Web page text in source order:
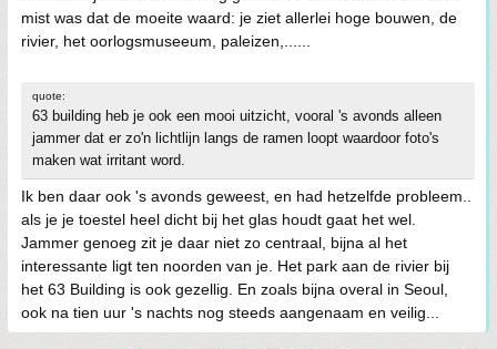
mist was dat de moeite waard: je ziet allerlei hoge bouwen, de
rivier, het oorlogsmuseeum, paleizen,......
quote:
63 building heb je ook een mooi uitzicht, vooral 's avonds alleen
jammer dat er zo'n lichtlijn langs de ramen loopt waardoor foto's
maken wat irritant word.
Ik ben daar ook 's avonds geweest, en had hetzelfde probleem..
als je je toestel heel dicht bij het glas houdt gaat het wel.
Jammer genoeg zit je daar niet zo centraal, bijna al het
interessante ligt ten noorden van je. Het park aan de rivier bij
het 63 Building is ook gezellig. En zoals bijna overal in Seoul,
ook na tien uur 's nachts nog steeds aangenaam en veilig...